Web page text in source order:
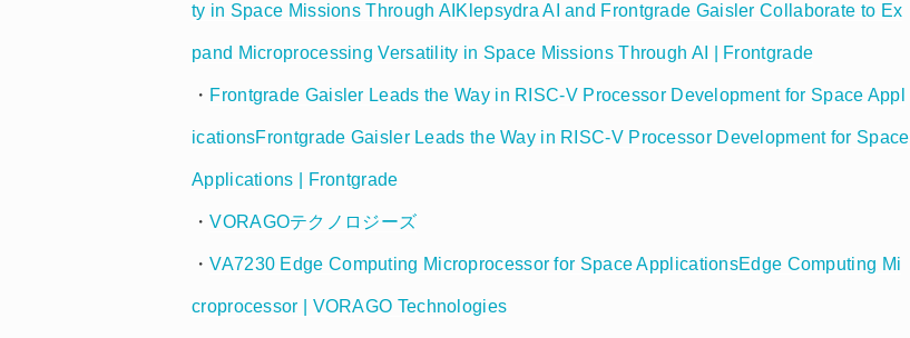
ty in Space Missions Through AIKlepsydra AI and Frontgrade Gaisler Collaborate to Ex
pand Microprocessing Versatility in Space Missions Through AI | Frontgrade
・ Frontgrade Gaisler Leads the Way in RISC-V Processor Development for Space Appl
icationsFrontgrade Gaisler Leads the Way in RISC-V Processor Development for Space
Applications | Frontgrade
・VORAGOテクノロジーズ
・VA7230 Edge Computing Microprocessor for Space ApplicationsEdge Computing Mi
croprocessor | VORAGO Technologies